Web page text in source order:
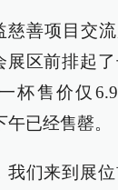
慈善项目交
展区前排起
杯售价仅
已经售罄。
我们来到展